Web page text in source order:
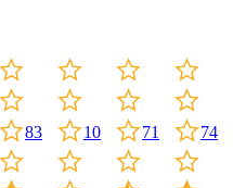
83 10 71 74